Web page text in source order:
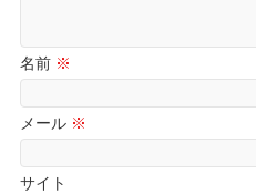
名前 ※
メール ※
サイト